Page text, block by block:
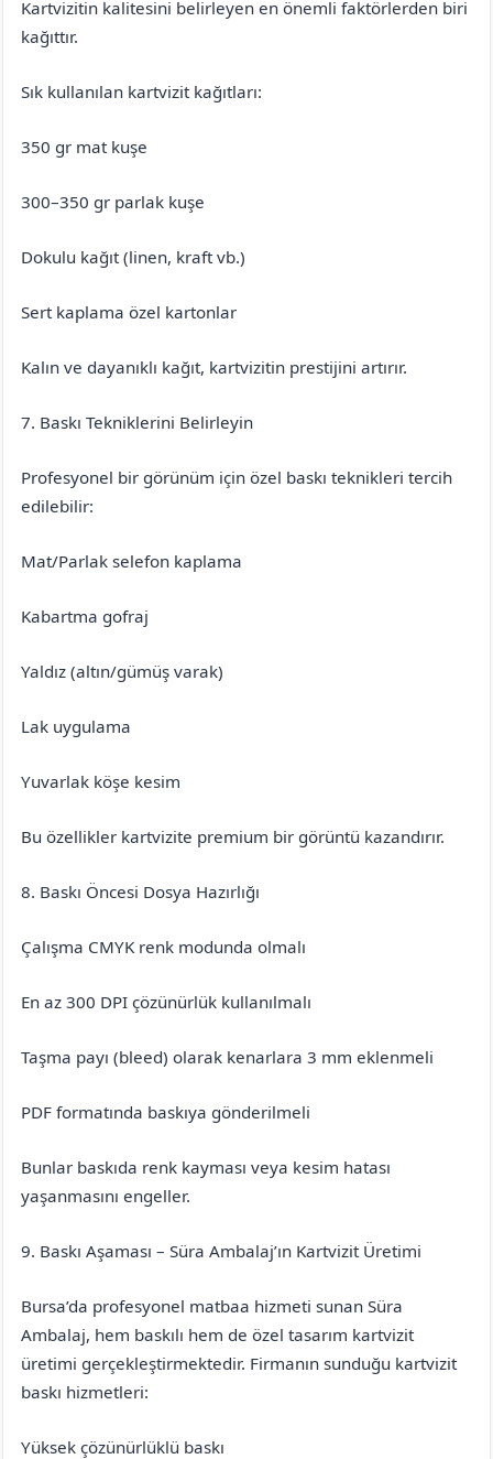
Kartvizitin kalitesini belirleyen en önemli faktörlerden biri
kağıttır.
Sık kullanılan kartvizit kağıtları:
350 gr mat kuşe
300–350 gr parlak kuşe
Dokulu kağıt (linen, kraft vb.)
Sert kaplama özel kartonlar
Kalın ve dayanıklı kağıt, kartvizitin prestijini artırır.
7. Baskı Tekniklerini Belirleyin
Profesyonel bir görünüm için özel baskı teknikleri tercih
edilebilir:
Mat/Parlak selefon kaplama
Kabartma gofraj
Yaldız (altın/gümüş varak)
Lak uygulama
Yuvarlak köşe kesim
Bu özellikler kartvizite premium bir görüntü kazandırır.
8. Baskı Öncesi Dosya Hazırlığı
Çalışma CMYK renk modunda olmalı
En az 300 DPI çözünürlük kullanılmalı
Taşma payı (bleed) olarak kenarlara 3 mm eklenmeli
PDF formatında baskıya gönderilmeli
Bunlar baskıda renk kayması veya kesim hatası
yaşanmasını engeller.
9. Baskı Aşaması – Süra Ambalaj’ın Kartvizit Üretimi
Bursa’da profesyonel matbaa hizmeti sunan Süra
Ambalaj, hem baskılı hem de özel tasarım kartvizit
üretimi gerçekleştirmektedir. Firmanın sunduğu kartvizit
baskı hizmetleri:
Yüksek çözünürlüklü baskı